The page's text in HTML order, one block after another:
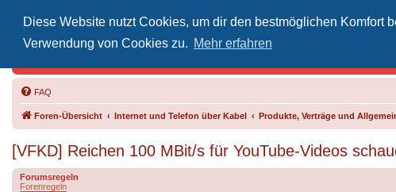
Diese Website nutzt Cookies, um dir den bestmöglichen Komfort
Verwendung von Cookies zu. Mehr erfahren
FAQ
Foren-Übersicht Internet und Telefon über Kabel Produkte, Verträge und
[VFKD] Reichen 100 MBit/s für YouTube-Videos
Forumsregeln
Forenregeln